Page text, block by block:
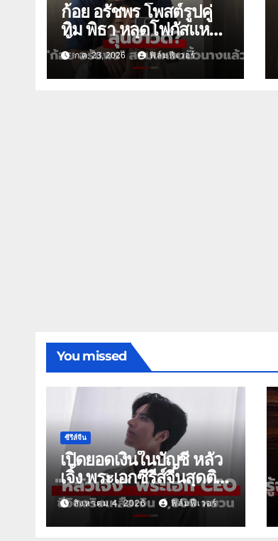
ก้อย อรัชพร โพสต์รูปคู่
ทิม พิธา หลุดโฟกัสแหวน
นิ้วนางซ้าย
ก.ค. 23, 2026 ฟิล์มฟีเวอร์
You missed
ซีรีส์จีน
เปิดยอดเงินในบัญชี หลัว
เจิ้ง พระเอกซีรีส์จีนสุดติด
ดินสิงหาคม 4, 2026 ฟิล์มฟีเวอร์